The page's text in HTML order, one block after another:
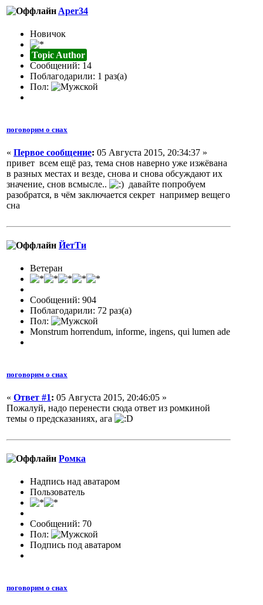
Aper34
Новичок
Topic Author
Сообщений: 14
Поблагодарили: 1 раз(а)
Пол:
поговорим о снах
« Первое сообщение: 05 Августа 2015, 20:34:37 »
привет всем ещё раз, тема снов наверно уже изжёвана
в разных местах и везде, снова и снова обсуждают их
значение, снов всмысле..
давайте попробуем
разобратся, в чём заключается секрет например вещего
сна
ЙетТи
Ветеран
Сообщений: 904
Поблагодарили: 72 раз(а)
Пол:
Monstrum horrendum, informe, ingens, qui lumen ade
поговорим о снах
« Ответ #1: 05 Августа 2015, 20:46:05 »
Пожалуй, надо перенести сюда ответ из ромкиной
темы о предсказаниях, ага
Ромка
Надпись над аватаром
Пользователь
Сообщений: 70
Пол:
Подпись под аватаром
поговорим о снах